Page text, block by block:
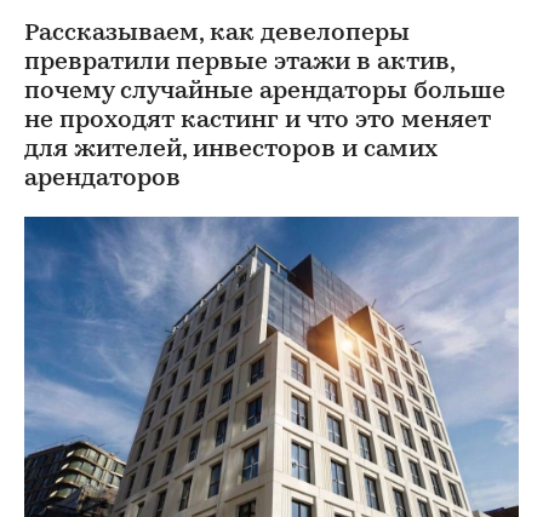
Рассказываем, как девелоперы
превратили первые этажи в актив,
почему случайные арендаторы больше
не проходят кастинг и что это меняет
для жителей, инвесторов и самих
арендаторов